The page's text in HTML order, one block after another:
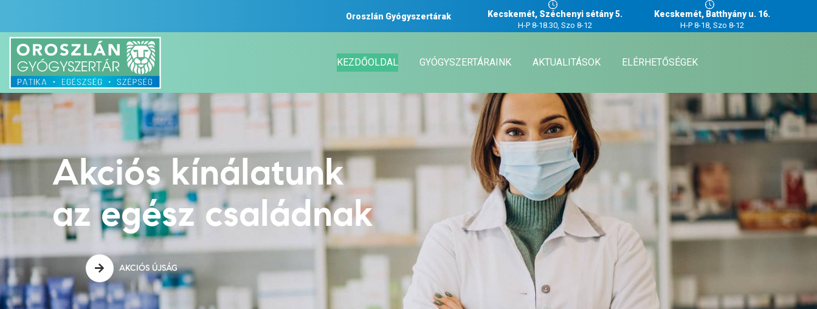
Oroszlán Gyógyszertárak Kecskemét, Széchenyi sétány 5.
H-P 8-18.30, Szo 8-12
Kecskemét, Batthyány u. 16.
H-P 8-18, Szo 8-12
KEZDŐOLDAL GYÓGYSZERTÁRAINK AKTUALITÁSOK ELÉRHETŐSÉGEK
AKCIÓS ÚJSÁG
Akciós kínálatunk
az egész családnak